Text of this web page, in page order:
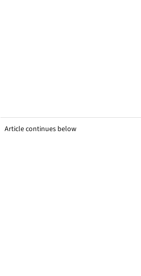
Article continues below